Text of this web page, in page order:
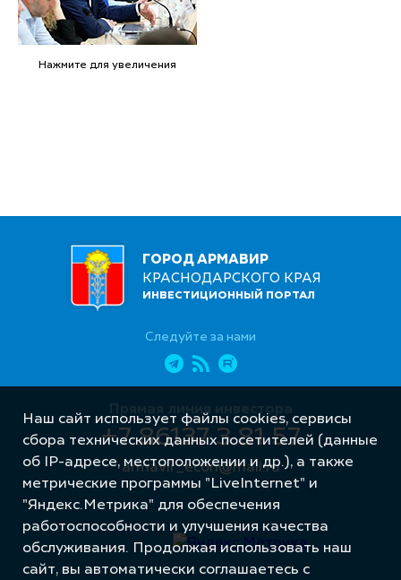
Нажмите для увеличения
ГОРОД АРМАВИР
КРАСНОДАРСКОГО КРАЯ
ИНВЕСТИЦИОННЫЙ ПОРТАЛ
Следуйте за нами
Прямая линия инвестора
+7 86137 3 81 57
armavir_econ@mail.ru
Наш сайт использует файлы cookies, сервисы
сбора технических данных посетителей (данные
об IP-адресе, местоположении и др.), а также
метрические программы "LiveInternet" и
"Яндекс.Метрика" для обеспечения
работоспособности и улучшения качества
обслуживания. Продолжая использовать наш
сайт, вы автоматически соглашаетесь с